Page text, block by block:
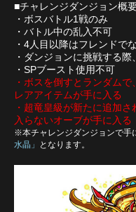
■チャレンジダンジョン概
・ボスバトル1戦のみ
・バトル中の乱入不可
・4人目以降はフレンドで
・ダンジョンに挑戦する
・SPブースト使用不可
・ボスを倒すとランダム
レアアイテムが手に入る
・超竜皇級が新たに追加
入らないオーブが手に入る
※本チャレンジダンジョンで手
水晶」
となります。